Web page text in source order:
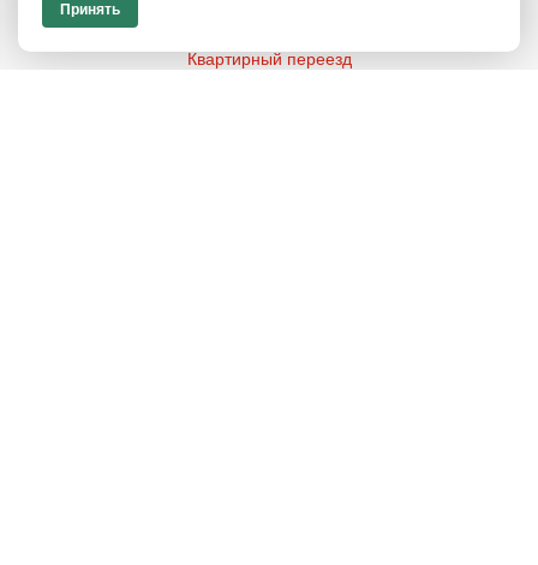
Музыкальная школа
Квартирный переезд
Принять